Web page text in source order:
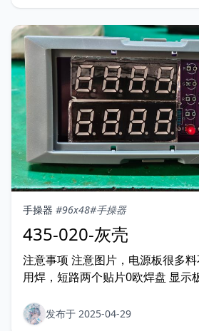
手操器 #96x48#手操器
435-020-灰壳
注意事项 注意图片，电源板很多
用焊，短路两个贴片0欧焊盘 显示
发布于 2025-04-29